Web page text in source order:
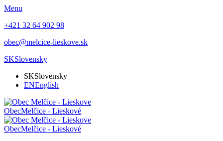
Menu
+421 32 64 902 98
obec@melcice-lieskove.sk
SKSlovensky
SKSlovensky
ENEnglish
ObecMelčice - Lieskové
ObecMelčice - Lieskové